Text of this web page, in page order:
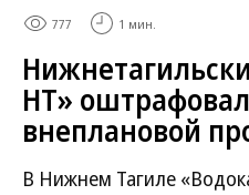
777 1 мин.
НТ»
внеплановой
В Нижнем Тагиле